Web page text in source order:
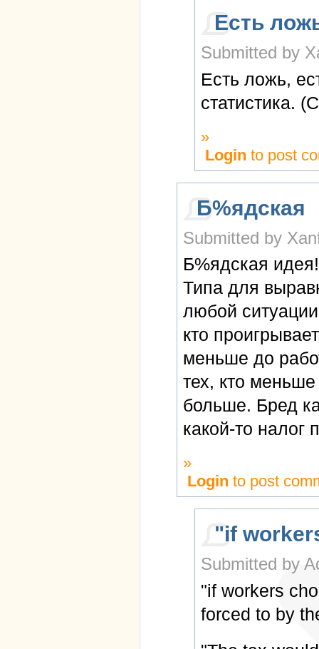
Есть
Submitted by
Есть ложь,
статистика.
»
Login to post
Б%ядская
Submitted by
Б%ядская идея!
Типа для
любой ситуации
кто
меньше до
тех, кто меньше
больше. Бред
какой-то налог
»
Login to post
"if
Submitted by
"if workers
forced to by